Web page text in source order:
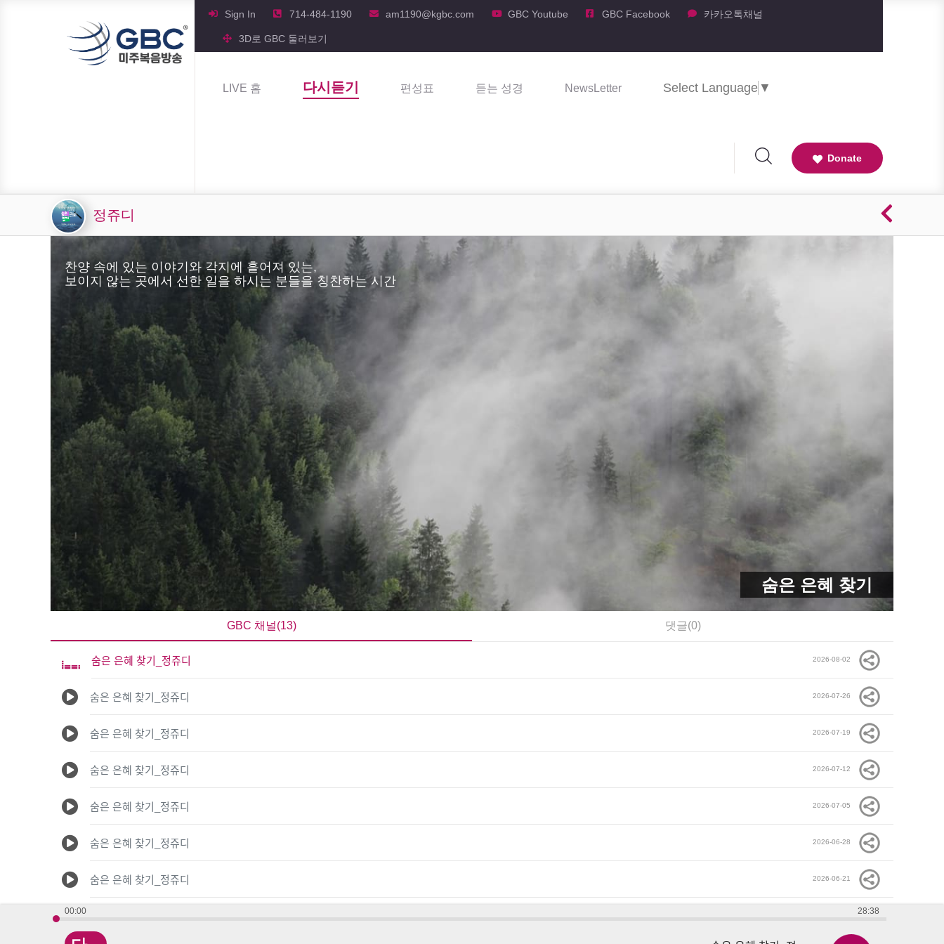
Sign In 714-484-1190 am1190@kgbc.com GBC Youtube GBC Facebook 카카오톡채널
3D로 GBC 둘러보기
LIVE 홈 다시듣기 편성표 듣는 성경 NewsLetter Select Language ▼
Donate
00:00 28:38
정쥬디
숨은 은혜 찾기
찬양 속에 있는 이야기와 각지에 흩어져 있는,
보이지 않는 곳에서 선한 일을 하시는 분들을 칭찬하는 시간
GBC 채널(13) 댓글(0)
숨은 은혜 찾기_정쥬디 2026-08-02
숨은 은혜 찾기_정쥬디 2026-07-26
숨은 은혜 찾기_정쥬디 2026-07-19
숨은 은혜 찾기_정쥬디 2026-07-12
숨은 은혜 찾기_정쥬디 2026-07-05
숨은 은혜 찾기_정쥬디 2026-06-28
숨은 은혜 찾기_정쥬디 2026-06-21